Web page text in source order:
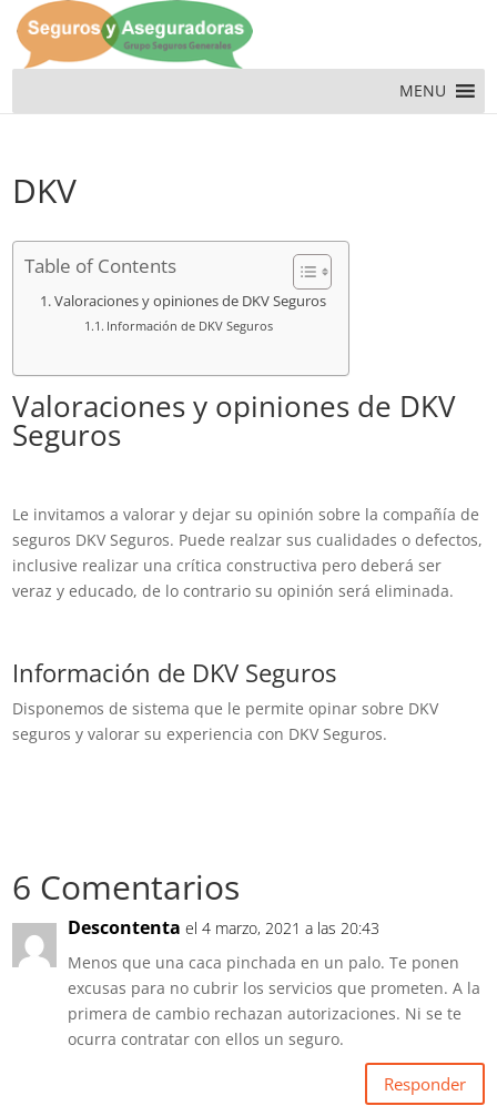
MENU
DKV
Table of Contents
Valoraciones y opiniones de DKV Seguros
Información de DKV Seguros
Valoraciones y opiniones de DKV
Seguros
Le invitamos a valorar y dejar su opinión sobre la compañía de
seguros DKV Seguros. Puede realzar sus cualidades o defectos,
inclusive realizar una crítica constructiva pero deberá ser
veraz y educado, de lo contrario su opinión será eliminada.
Información de DKV Seguros
Disponemos de sistema que le permite opinar sobre DKV
seguros y valorar su experiencia con DKV Seguros.
6 Comentarios
Descontenta el 4 marzo, 2021 a las 20:43
Menos que una caca pinchada en un palo. Te ponen
excusas para no cubrir los servicios que prometen. A la
primera de cambio rechazan autorizaciones. Ni se te
ocurra contratar con ellos un seguro.
Responder